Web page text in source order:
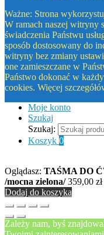
Ważne: Strona
W ramach naszej witryny
świadczenia Państwu
sposób dostosowany do
witryny bez zmiany
one zamieszczane w
Państwo dokonać w
cookies. Więcej
Moje konto
Szukaj
Szukaj:
Koszyk 0
Oglądasz: TAŚMA DO
/mocna zielona/ 359,00 zł
Dodaj do koszyka
Zależy nam, byś